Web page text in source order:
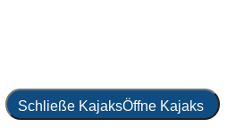
Schließe KajaksÖffne Kajaks